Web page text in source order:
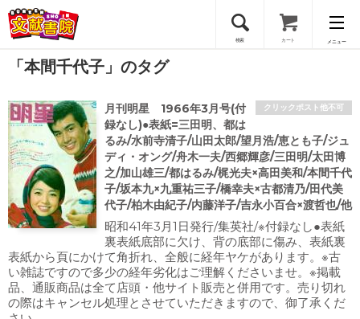
検索 カート メニュー
会員登録
ログイン
「本間千代子」のタグ
クリックポスト他不可
月刊明星 1966年3月号(付
録なし)●表紙=三田明、都は
るみ/水前寺清子/山田太郎/望月浩/恵とも子/ジュ
ディ・オング/舟木一夫/西郷輝彦/三田明/太田博
之/加山雄三/都はるみ/梶光夫×高田美和/本間千代
子/坂本九×九重祐三子/橋幸夫×古都清乃/田代美
代子/柏木由紀子/内藤洋子/吉永小百合×渡哲也/他
昭和41年3月1日発行/集英社/※付録なし●表紙
裏表紙底部に欠け、背の底部に傷み、表紙裏
表紙から頁にかけて角折れ、全般に経年ヤケがあります。※古
い雑誌ですので多少の経年劣化はご理解くださいませ。※掲載
品、通販商品は全て店頭・他サイト販売と併用です。売り切れ
の際はキャンセル処理とさせていただきますので、御了承くだ